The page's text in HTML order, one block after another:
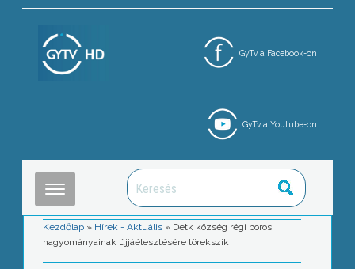
GyTv a Facebook-on
GyTv a Youtube-on
Kezdőlap » Hírek - Aktuális » Detk község régi boros
hagyományainak újjáélesztésére törekszik